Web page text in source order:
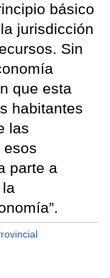
básico
jurisdicción
Sin
que esta
habitantes
las
esos
parte a
la